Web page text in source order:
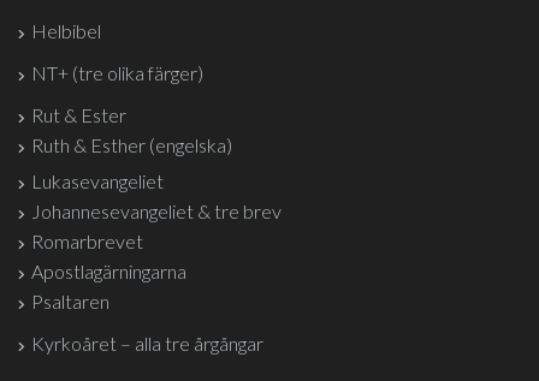
Helbibel
NT+ (tre olika färger)
Rut & Ester
Ruth & Esther (engelska)
Lukasevangeliet
Johannesevangeliet & tre brev
Romarbrevet
Apostlagärningarna
Psaltaren
Kyrkoåret – alla tre årgångar